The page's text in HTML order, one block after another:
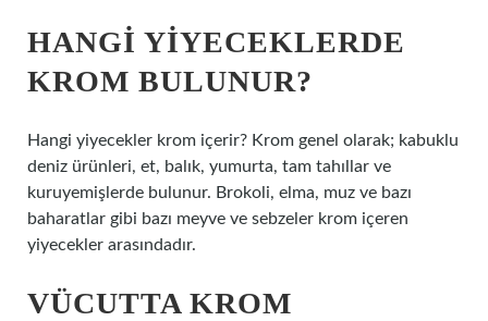
HANGI YIYECEKLERDE
KROM BULUNUR?
Hangi yiyecekler krom içerir? Krom genel olarak; kabuklu
deniz ürünleri, et, balık, yumurta, tam tahıllar ve
kuruyemişlerde bulunur. Brokoli, elma, muz ve bazı
baharatlar gibi bazı meyve ve sebzeler krom içeren
yiyecekler arasındadır.
VÜCUTTA KROM